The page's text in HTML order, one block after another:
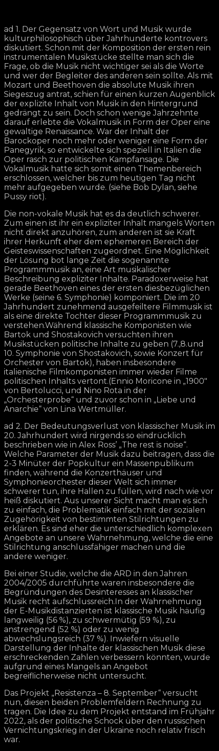
ad 1. Der Gegensatz von Wort und Musik wurde
kulturphilosophisch über Jahrhunderte kontrovers
diskutiert. Schon mit der Komposition der ersten rein
instrumentalen Musikstücke stellte man sich die
Frage, ob die Musik nicht wichtiger sei als die Worte
und wer der Begleiter des anderen sein sollte. Als mit
Mozart und Beethoven die absolute Musik ihren
Siegeszug antrat, schien für einen kurzen Augenblick
der explizite Inhalt von Musik in den Hintergrund
gedrängt zu sein. Doch schon wenige Jahrzehnte
darauf erlebte die Vokalmusik in Form der Oper eine
gewaltige Renaissance. War der Inhalt der
Barockoper noch mehr oder weniger eine Form der
Panegyrik, so entwickelte sich speziell in Italien die
Oper rasch zur politischen Kampfansage. Die
Vokalmusik hatte sich somit einen Themenbereich
erschlossen, welcher bis zum heutigen Tag nicht
mehr aufgegeben wurde. (siehe Bob Dylan, siehe
Pussy riot).
Die non-vokale Musik hat es da deutlich schwerer.
Zum einen ist ihr ein expliziter Inhalt mangels Worten
nicht direkt anzuhören, zum anderen ist sie Kraft
ihrer Herkunft eher dem ephemeren Bereich der
Geisteswissenschaften zugeordnet. Eine Möglichkeit
der Lösung bot lange Zeit die sogenannte
Programmmusik an, eine Art musikalischer
Beschreibung expliziter Inhalte. Paradoxerweise hat
gerade Beethoven eines der ersten diesbezüglichen
Werke (seine 6. Symphonie) komponiert. Die im 20
Jahrhundert zunehmend ausgefeiltere Filmmusik ist
als eine direkte Tochter dieser Programmmusik zu
verstehen.Während klassische Komponisten wie
Bartok und Shostakovich versuchten ihren
Musikstücken politische Inhalte zu geben (7.,8.und
10. Symphonie von Shostakovich, sowie Konzert für
Orchester von Bartok), haben insbesondere
italienische Filmkomponisten immer wieder Filme
politischen Inhalts vertont.(Ennio Moricone in „1900″
von Bertolucci, und Nino Rota in der
„Orchesterprobe“ und zuvor schon in „Liebe und
Anarchie“ von Lina Wertmüller.
ad 2. Der Bedeutungsverlust von klassischer Musik im
20. Jahrhundert wird nirgends so eindrücklich
beschrieben wie in Alex Ross’ „The rest is noise“.
Welche Parameter der Musik dazu beitragen, dass die
2-3 Minüter der Popkultur ein Massenpublikum
finden, während die Konzerthäuser und
Symphonieorchester dieser Welt sich immer
schwerer tun, ihre Hallen zu füllen, wird nach wie vor
heiß diskutiert. Aus unserer Sicht macht man es sich
zu einfach, die Problematik einfach mit der sozialen
Zugehörigkeit von bestimmten Stilrichtungen zu
erklären. Es sind eher die unterschiedlich komplexen
Angebote an unsere Wahrnehmung, welche die eine
Stilrichtung anschlussfähiger machen und die
andere weniger.
Bei einer Studie, welche die ARD in den Jahren
2004/2005 durchführte waren insbesondere die
Begründungen des Desinteresses an klassischer
Musik recht aufschlussreich.In der Wahrnehmung
der E-Musikdistanzierten ist klassische Musik häufig
langweilig (56 %), zu schwermütig (59 %), zu
anstrengend (52 %) oder zu wenig
abwechslungsreich (37 %). Inwiefern visuelle
Darstellung der Inhalte der klassischen Musik diese
erschreckenden Zahlen verbessern könnten, wurde
aufgrund eines Mangels an Angebot
begreiflicherweise nicht untersucht.
Das Projekt „Resistenza – 8. September“ versucht
nun, diesen beiden Problemfeldern Rechnung zu
tragen. Die Idee zu dem Projekt entstand im Frühjahr
2022, als der politische Schock über den russischen
Vernichtungskrieg in der Ukraine noch relativ frisch
war.